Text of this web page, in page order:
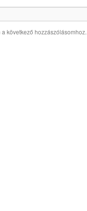
következő hozzászólásomhoz.